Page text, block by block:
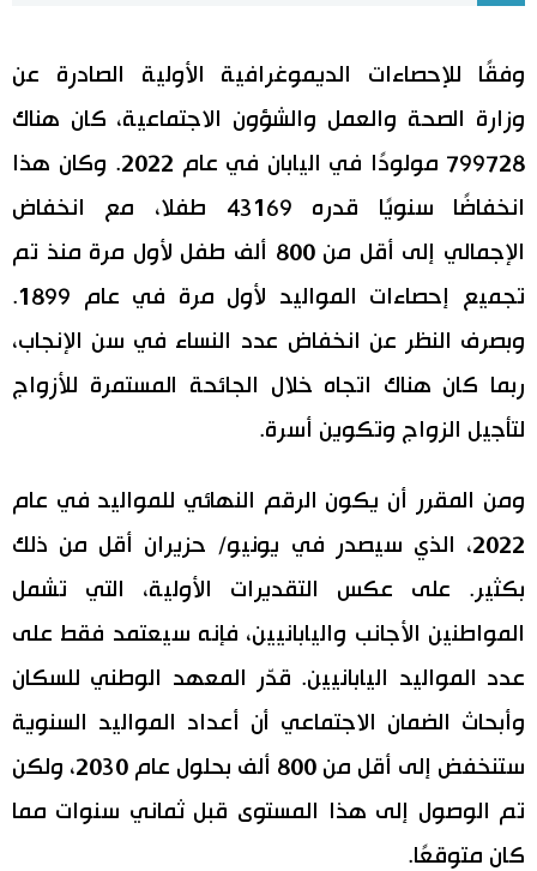
اقتصاد
ثقافة
طوكيو
المطبخ الياباني
وفقًا للإحصاءات الديموغرافية الأولية الصادرة عن
وزارة الصحة والعمل والشؤون الاجتماعية، كان هناك
799728 مولودًا في اليابان في عام 2022. وكان هذا
انخفاضًا سنويًا قدره 43169 طفلا، مع انخفاض
الإجمالي إلى أقل من 800 ألف طفل لأول مرة منذ تم
تجميع إحصاءات المواليد لأول مرة في عام 1899.
وبصرف النظر عن انخفاض عدد النساء في سن الإنجاب،
ربما كان هناك اتجاه خلال الجائحة المستمرة للأزواج
لتأجيل الزواج وتكوين أسرة.
ومن المقرر أن يكون الرقم النهائي للمواليد في عام
2022، الذي سيصدر في يونيو/ حزيران أقل من ذلك
بكثير. على عكس التقديرات الأولية، التي تشمل
المواطنين الأجانب واليابانيين، فإنه سيعتمد فقط على
عدد المواليد اليابانيين. قدّر المعهد الوطني للسكان
وأبحاث الضمان الاجتماعي أن أعداد المواليد السنوية
ستنخفض إلى أقل من 800 ألف بحلول عام 2030، ولكن
تم الوصول إلى هذا المستوى قبل ثماني سنوات مما
كان متوقعًا.